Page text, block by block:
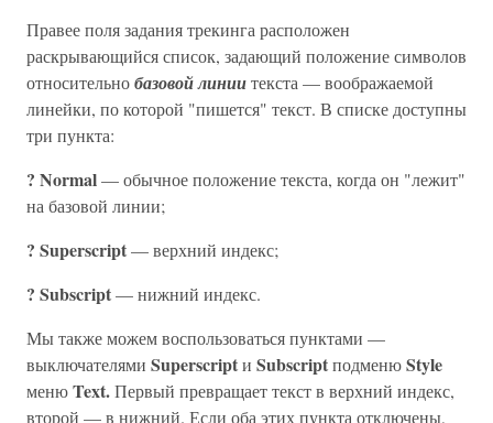
Правее поля задания трекинга расположен
раскрывающийся список, задающий положение символов
относительнобазовой линиитекста — воображаемой
линейки, по которой "пишется" текст. В списке доступны
три пункта:
? Normal— обычное положение текста, когда он "лежит"
на базовой линии;
? Superscript— верхний индекс;
? Subscript— нижний индекс.
Мы также можем воспользоваться пунктами —
выключателями Superscriptи SubscriptподменюStyle
менюText.Первый превращает текст в верхний индекс,
второй — в нижний. Если оба этих пункта отключены,